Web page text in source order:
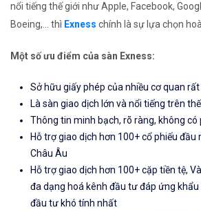
nổi tiếng thế giới như Apple, Facebook,
Boeing,... thì Exness chính là sự lựa chọn
Một số ưu điểm của sàn Exness:
Sở hữu giấy phép của nhiều cơ quan
Là sàn giao dịch lớn và nổi tiếng trên
Thông tin minh bạch, rõ ràng, không có
Hỗ trợ giao dịch hơn 100+ cổ phiếu đầu
Châu Âu
Hỗ trợ giao dịch hơn 100+ cặp tiền tệ,
đa dạng hoá kênh đầu tư đáp ứng
đầu tư khó tính nhất